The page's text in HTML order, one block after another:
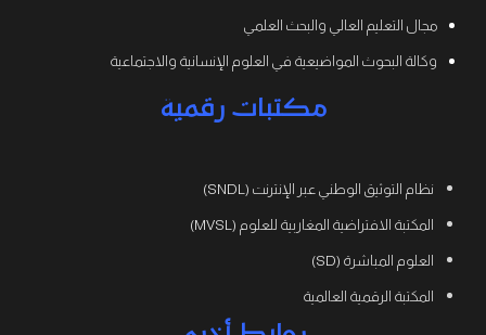
مجال التعليم العالي والبحث العلمي
وكالة البحوث المواضيعية في العلوم الإنسانية والاجتماعية
مكتبات رقمية
نظام التوثيق الوطني عبر الإنترنت (SNDL)
المكتبة الافتراضية المغاربية للعلوم (MVSL)
العلوم المباشرة (SD)
المكتبة الرقمية العالمية